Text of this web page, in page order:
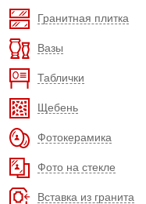
Гранитная плитка
Вазы
Таблички
Щебень
Фотокерамика
Фото на стекле
Вставка из гранита